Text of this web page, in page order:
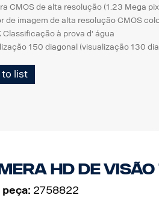
CMOS de alta resolução (1.23 Mega
de imagem de alta resolução CMOS
Classificação à prova d' água
150 diagonal (visualização 130
de luz ultra baixa, embutido no
automática, função WDR
motorizado (para proteger a
to list
HD de
peça: 2758822